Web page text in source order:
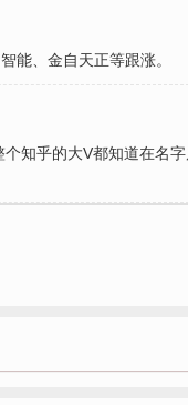
能、金自天正等跟涨。
知乎的大V都知道在